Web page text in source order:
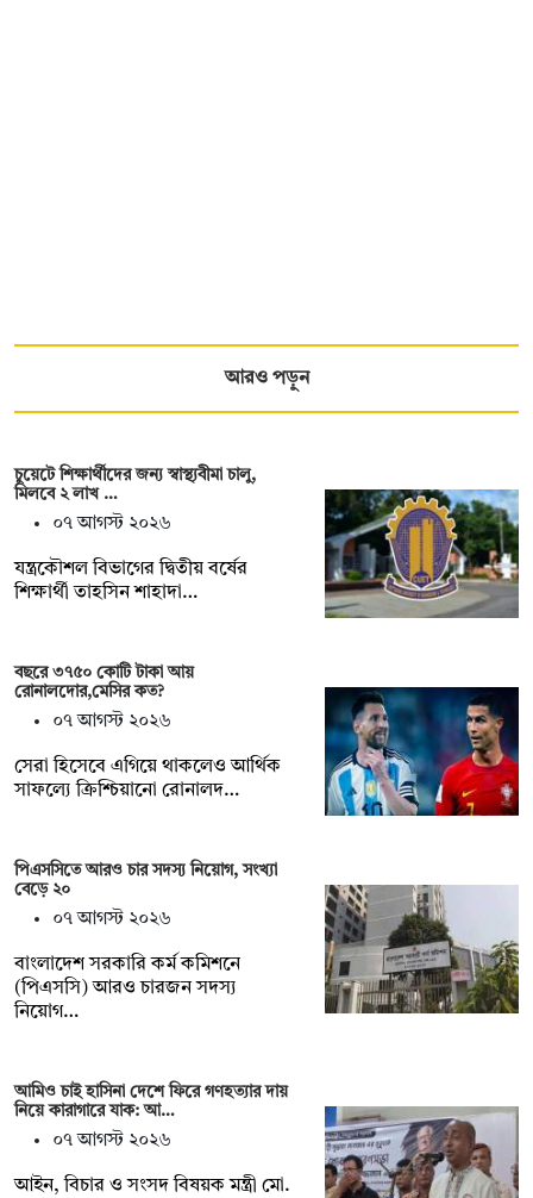
আরও পড়ুন
চুয়েটে শিক্ষার্থীদের জন্য স্বাস্থ্যবীমা চালু,
মিলবে ২ লাখ …
০৭ আগস্ট ২০২৬
যন্ত্রকৌশল বিভাগের দ্বিতীয় বর্ষের
শিক্ষার্থী তাহসিন শাহাদা…
বছরে ৩৭৫০ কোটি টাকা আয়
রোনালদোর,মেসির কত?
০৭ আগস্ট ২০২৬
সেরা হিসেবে এগিয়ে থাকলেও আর্থিক
সাফল্যে ক্রিশ্চিয়ানো রোনালদ…
পিএসসিতে আরও চার সদস্য নিয়োগ, সংখ্যা
বেড়ে ২০
০৭ আগস্ট ২০২৬
বাংলাদেশ সরকারি কর্ম কমিশনে
(পিএসসি) আরও চারজন সদস্য
নিয়োগ…
আমিও চাই হাসিনা দেশে ফিরে গণহত্যার দায়
নিয়ে কারাগারে যাক: আ…
০৭ আগস্ট ২০২৬
আইন, বিচার ও সংসদ বিষয়ক মন্ত্রী মো.